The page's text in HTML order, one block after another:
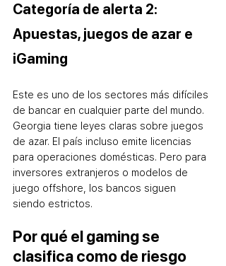
Categoría de alerta 2:
Apuestas, juegos de azar e
iGaming
Este es uno de los sectores más difíciles
de bancar en cualquier parte del mundo.
Georgia tiene leyes claras sobre juegos
de azar. El país incluso emite licencias
para operaciones domésticas. Pero para
inversores extranjeros o modelos de
juego offshore, los bancos siguen
siendo estrictos.
Por qué el gaming se
clasifica como de riesgo